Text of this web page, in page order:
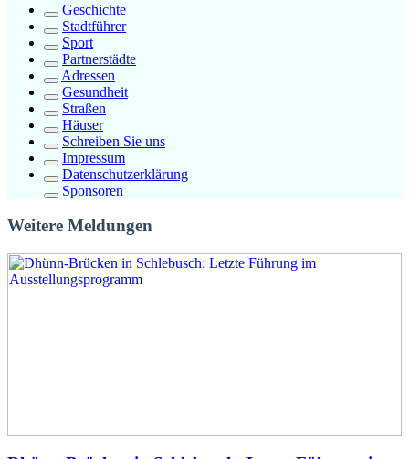
Geschichte
Stadtführer
Sport
Partnerstädte
Adressen
Gesundheit
Straßen
Häuser
Schreiben Sie uns
Impressum
Datenschutzerklärung
Sponsoren
Weitere Meldungen